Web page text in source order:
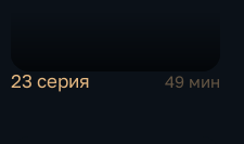
23 серия 49 мин